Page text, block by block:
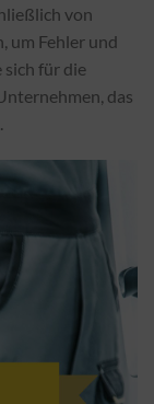
von
um Fehler und
sich für die
das